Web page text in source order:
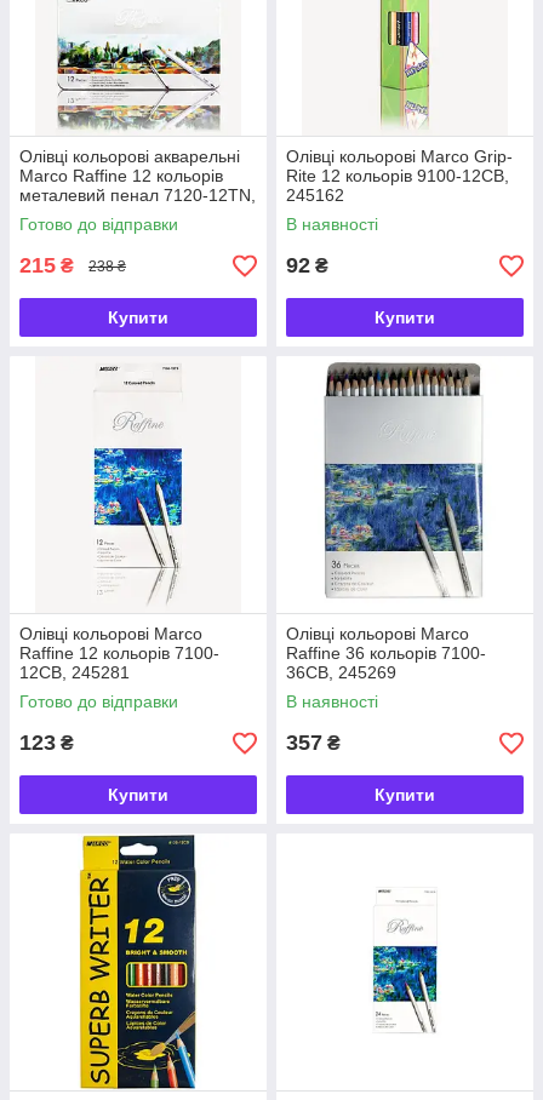
Олівці кольорові акварельні
Marco Raffine 12 кольорів
металевий пенал 7120-12TN,
245283
Готово до відправки
215 ₴ 238 ₴
Купити
Олівці кольорові Marco Grip-
Rite 12 кольорів 9100-12CB,
245162
В наявності
92 ₴
Купити
Олівці кольорові Marco
Raffine 12 кольорів 7100-
12CB, 245281
Готово до відправки
123 ₴
Купити
Олівці кольорові Marco
Raffine 36 кольорів 7100-
36CB, 245269
В наявності
357 ₴
Купити